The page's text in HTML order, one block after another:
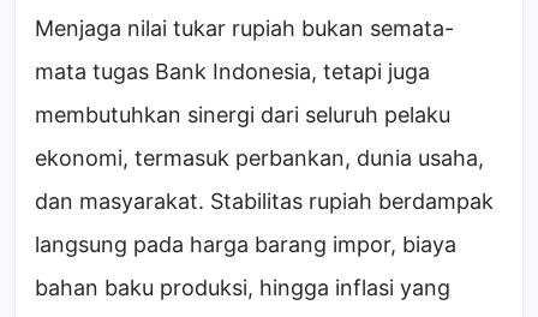
Menjaga nilai tukar rupiah bukan semata-
mata tugas Bank Indonesia, tetapi juga
membutuhkan sinergi dari seluruh pelaku
ekonomi, termasuk perbankan, dunia usaha,
dan masyarakat. Stabilitas rupiah berdampak
langsung pada harga barang impor, biaya
bahan baku produksi, hingga inflasi yang